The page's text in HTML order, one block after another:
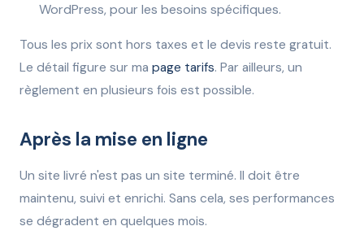
WordPress, pour les besoins spécifiques.
Tous les prix sont hors taxes et le devis reste gratuit.
Le détail figure sur ma page tarifs. Par ailleurs, un
règlement en plusieurs fois est possible.
Après la mise en ligne
Un site livré n'est pas un site terminé. Il doit être
maintenu, suivi et enrichi. Sans cela, ses performances
se dégradent en quelques mois.